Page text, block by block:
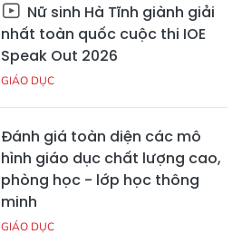
Nữ sinh Hà Tĩnh giành giải
nhất toàn quốc cuộc thi IOE
Speak Out 2026
GIÁO DỤC
Đánh giá toàn diện các mô
hình giáo dục chất lượng cao,
phòng học - lớp học thông
minh
GIÁO DỤC